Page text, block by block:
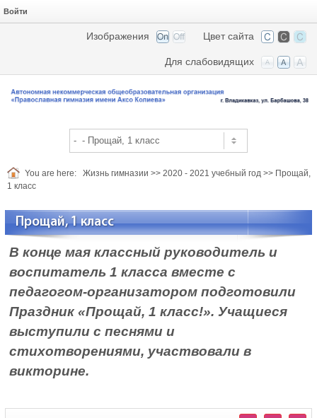
Войти
Цвет сайта
Изображения
Для слабовидящих
You are here: Жизнь гимназии >> 2020 - 2021 учебный год >> Прощай,
1 класс
Прощай, 1 класс
В конце мая классный руководитель и
воспитатель 1 класса вместе с
педагогом-организатором подготовили
Праздник «Прощай, 1 класс!». Учащиеся
выступили с песнями и
стихотворениями, участвовали в
викторине.